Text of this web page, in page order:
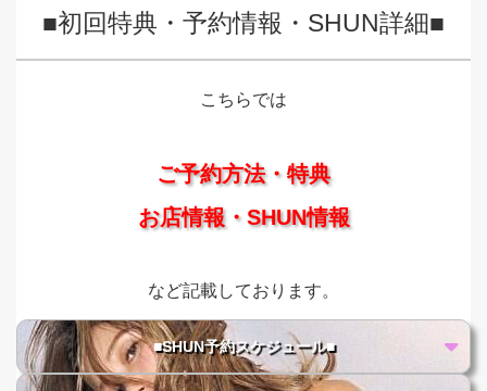
■初回特典・予約情報・SHUN詳細■
こちらでは
ご予約方法・特典
お店情報・SHUN情報
など記載しております。
■SHUN予約スケジュール■